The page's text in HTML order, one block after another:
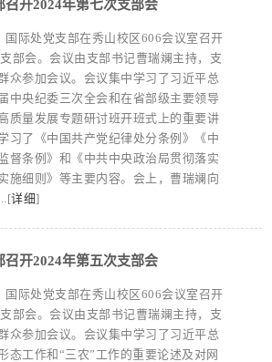
召开2024年第七次支部会
国际处党支部在秀山校区606会议室召开
部会。会议由支部书记曹瑞斓主持，支
众参加会议。会议集中学习了习近平总
中央纪委三次全会和在省部级主要领导
质量发展专题研讨班开班式上的重要讲
习了《中国共产党纪律处分条例》《中
督条例》和《中共中央政治局贯彻落实
施细则》等主要内容。会上，曹瑞斓向
详细]
召开2024年第五次支部会
国际处党支部在秀山校区606会议室召开
部会。会议由支部书记曹瑞斓主持，支
众参加会议。会议集中学习了习近平总
态工作和“三农”工作的重要论述及对网